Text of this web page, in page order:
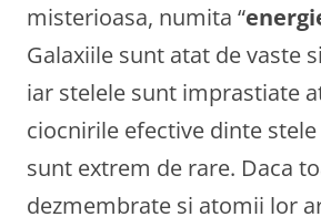
misterioasa, numita “
Galaxiile sunt atat de vaste
iar stelele sunt imprastiate
ciocnirile efective dinte
sunt extrem de rare. Daca
dezmembrate si atomii lor